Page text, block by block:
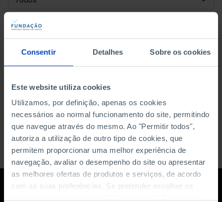
Consentir Detalhes Sobre os cookies
Este website utiliza cookies
Utilizamos, por definição, apenas os cookies
necessários ao normal funcionamento do site, permitindo
que navegue através do mesmo. Ao "Permitir todos",
autoriza a utilização de outro tipo de cookies, que
permitem proporcionar uma melhor experiência de
navegação, avaliar o desempenho do site ou apresentar
as melhores ofertas de produtos e serviços, de acordo
com as suas preferências. Se pretender escolher os
DATA DE INÍCIO
DATA DE FIM